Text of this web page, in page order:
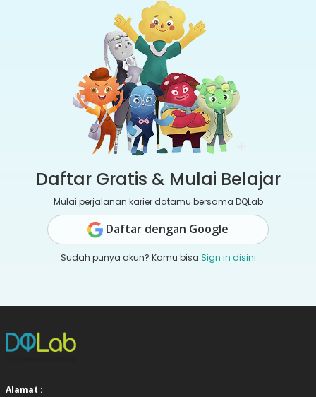
Daftar Gratis & Mulai Belajar
Mulai perjalanan karier datamu bersama DQLab
Daftar dengan Google
Sudah punya akun? Kamu bisa Sign in disini
Alamat :